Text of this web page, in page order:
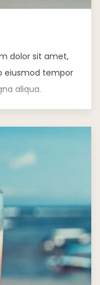
dolor sit amet,
eiusmod tempor
aliqua.